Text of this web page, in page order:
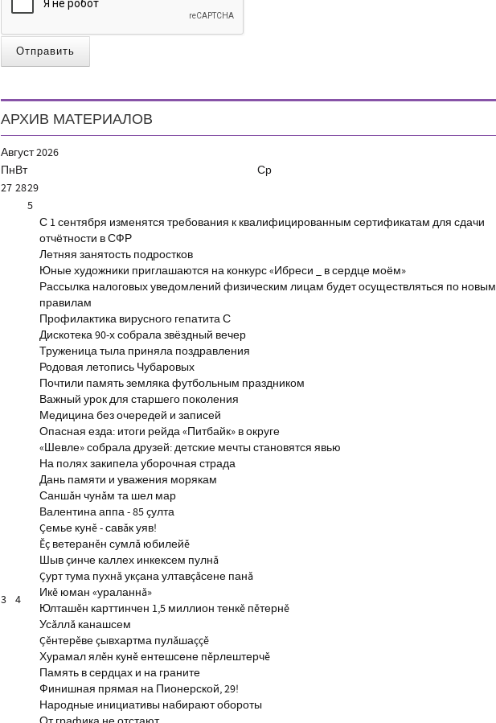
Отправить
АРХИВ МАТЕРИАЛОВ
Август2026
ПнВт Ср
27 2829
3 4
5
С 1 сентября изменятся требования к квалифицированным сертификатам для сдачи
отчётности в СФР
Летняя занятость подростков
Юные художники приглашаются на конкурс «Ибреси _ в сердце моём»
Рассылка налоговых уведомлений физическим лицам будет осуществляться по новым
правилам
Профилактика вирусного гепатита С
Дискотека 90-х собрала звёздный вечер
Труженица тыла приняла поздравления
Родовая летопись Чубаровых
Почтили память земляка футбольным праздником
Важный урок для старшего поколения
Медицина без очередей и записей
Опасная езда: итоги рейда «Питбайк» в округе
«Шевле» собрала друзей: детские мечты становятся явью
На полях закипела уборочная страда
Дань памяти и уважения морякам
Саншăн чунăм та шел мар
Валентина аппа - 85 çулта
Çемье кунĕ - савăк уяв!
Ĕç ветеранĕн сумлă юбилейĕ
Шыв çинче каллех инкексем пулнă
Çурт тума пухнă укçана ултавçăсене панă
Икĕ юман «ураланнă»
Юлташĕн карттинчен 1,5 миллион тенкĕ пĕтернĕ
Усăллă канашсем
Çĕнтерĕве çывхартма пулăшаççĕ
Хурамал ялĕн кунĕ ентешсене пĕрлештерчĕ
Память в сердцах и на граните
Финишная прямая на Пионерской, 29!
Народные инициативы набирают обороты